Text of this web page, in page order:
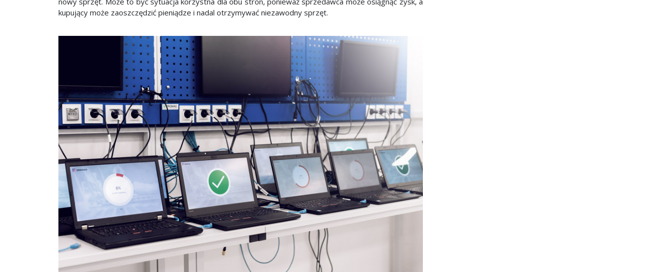
kupujący może zaoszczędzić pieniądze i nadal otrzymywać niezawodny sprzęt.